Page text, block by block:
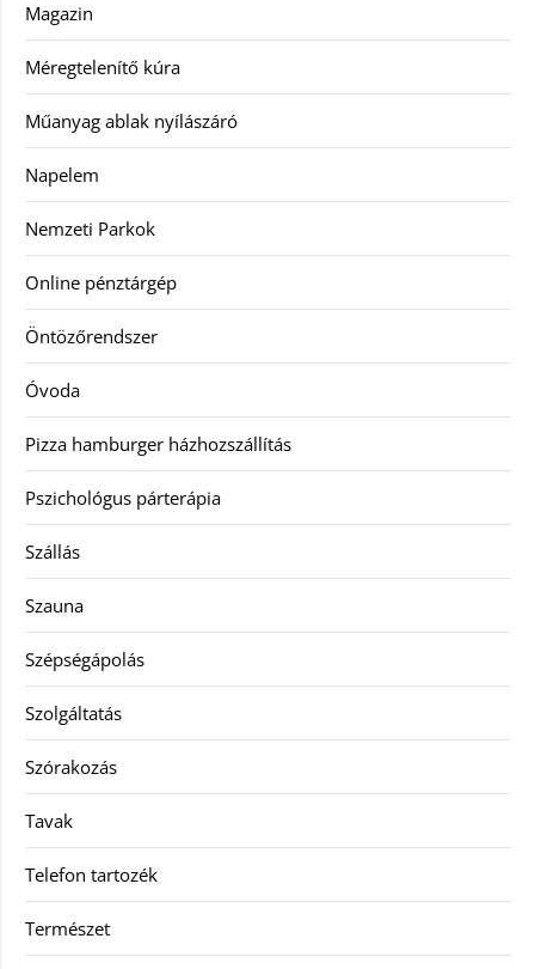
Magazin
Méregtelenítő kúra
Műanyag ablak nyílászáró
Napelem
Nemzeti Parkok
Online pénztárgép
Öntözőrendszer
Óvoda
Pizza hamburger házhozszállítás
Pszichológus párterápia
Szállás
Szauna
Szépségápolás
Szolgáltatás
Szórakozás
Tavak
Telefon tartozék
Természet